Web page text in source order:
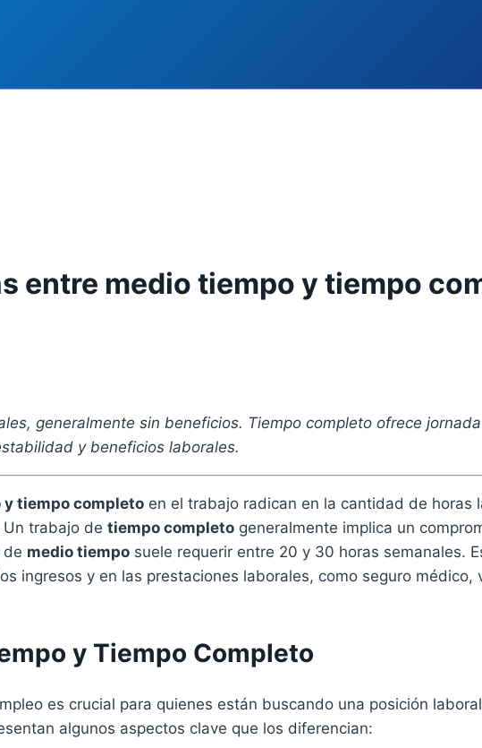
entre medio tiempo y tiempo
generalmente sin beneficios. Tiempo completo ofrece
y beneficios laborales.
tiempo completo en el trabajo radican en la cantidad de horas
trabajo de tiempo completo generalmente implica un
de medio tiempo suele requerir entre 20 y 30 horas semanales.
ingresos y en las prestaciones laborales, como seguro médico,
y Tiempo Completo
es crucial para quienes están buscando una posición
algunos aspectos clave que los diferencian: